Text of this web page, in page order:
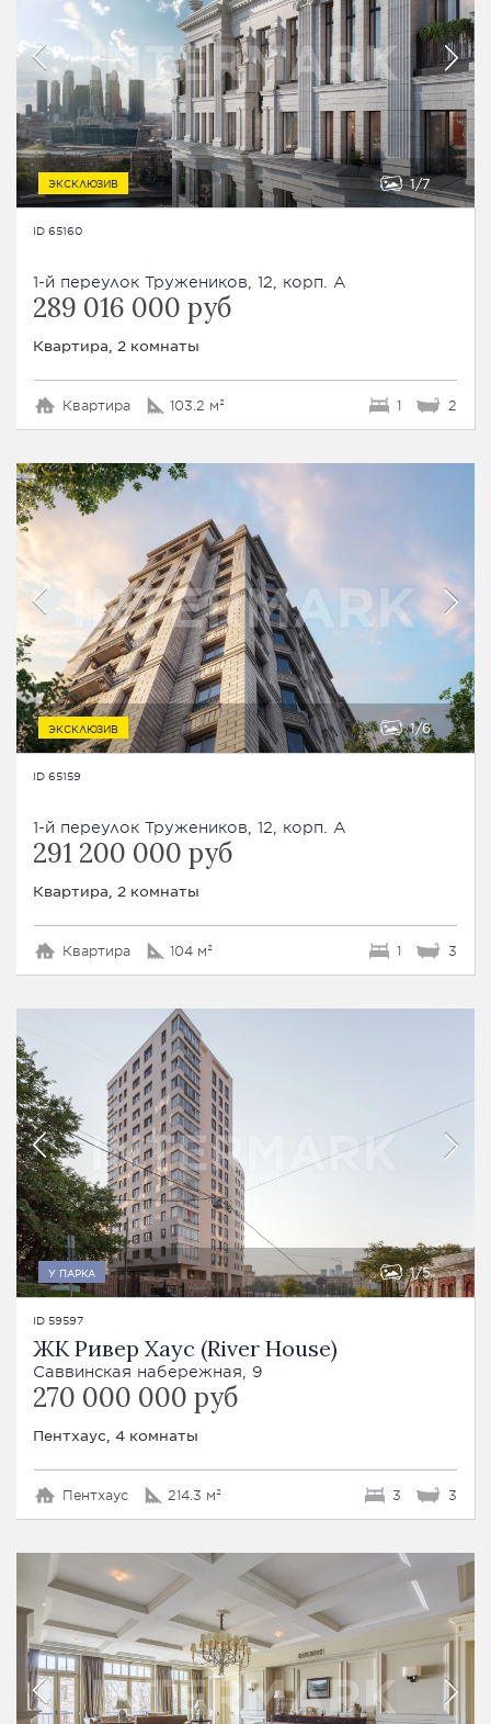
ЭКСКЛЮЗИВ 1 7
ID 65160
1-й переулок Тружеников, 12, корп. А
289 016 000 руб
Квартира, 2 комнаты
Квартира 103.2 м² 1 2
ЭКСКЛЮЗИВ 1 6
ID 65159
1-й переулок Тружеников, 12, корп. А
291 200 000 руб
Квартира, 2 комнаты
Квартира 104 м² 1 3
У ПАРКА 1 5
ID 59597
ЖК Ривер Хаус (River House)
Саввинская набережная, 9
270 000 000 руб
Пентхаус, 4 комнаты
Пентхаус 214.3 м² 3 3